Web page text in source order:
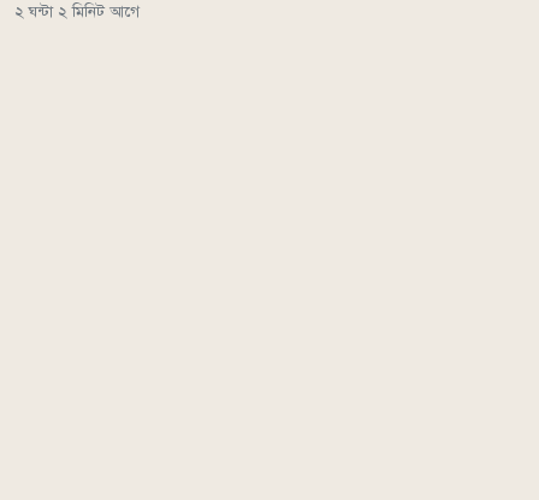
২ ঘন্টা ২ মিনিট আগে